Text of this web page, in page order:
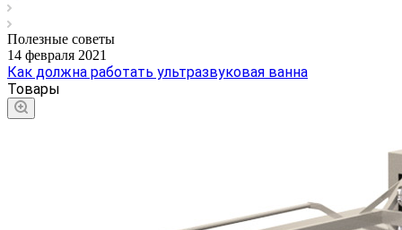
Полезные советы
14 февраля 2021
Как должна работать ультразвуковая ванна
Товары